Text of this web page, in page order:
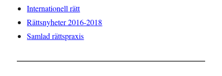
Internationell rätt
Rättsnyheter 2016-2018
Samlad rättspraxis